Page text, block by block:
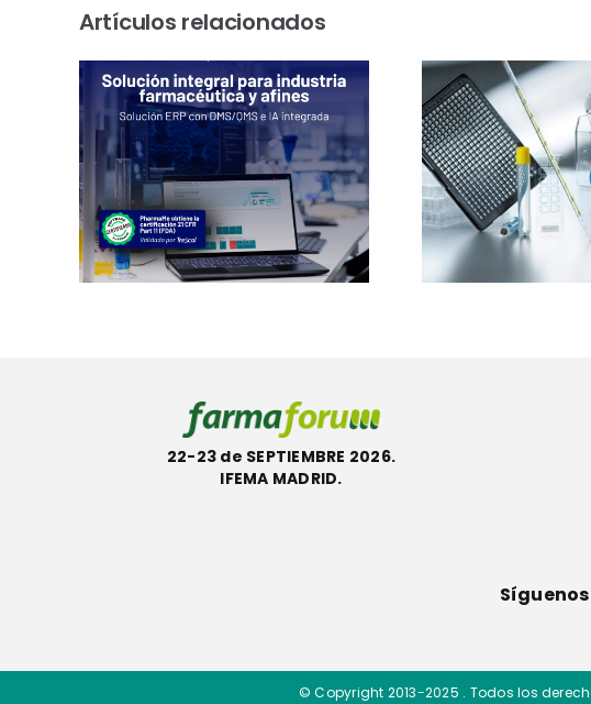
Artículos relacionados
Sostenibilidad en
el laboratorio:
Greiner Bio-One
certifica otros 101
productos con la
etiqueta
ecológica ACT
22-23 de SEPTIEMBRE 2026.
IFEMA MADRID.
© Copyright 2013-2025 . Todos los